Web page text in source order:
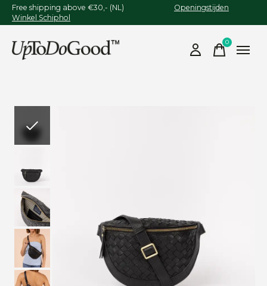
Free shipping above €30,- (NL) Openingstijden
Winkel Schiphol
0items